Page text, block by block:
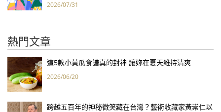
2026/07/31
熱門文章
這5款小黃瓜食譜真的封神 讓妳在夏天維持清爽
2026/06/20
跨越五百年的神秘微笑藏在台灣？藝術收藏家黃崇仁以